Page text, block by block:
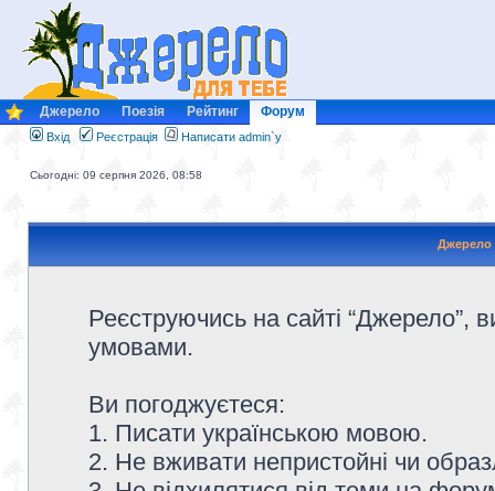
Джерело Поезія Рейтинг Форум
Вхід Реєстрація Написати admin`у
Сьогодні: 09 серпня 2026, 08:58
Джерело
Реєструючись на сайті “Джерело”,
умовами.
Ви погоджуєтеся:
1. Писати українською мовою.
2. Не вживати непристойні чи